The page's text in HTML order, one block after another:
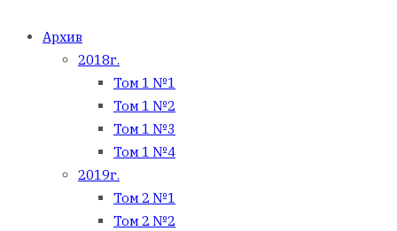
Архив
2018г.
Том 1 №1
Том 1 №2
Том 1 №3
Том 1 №4
2019г.
Том 2 №1
Том 2 №2